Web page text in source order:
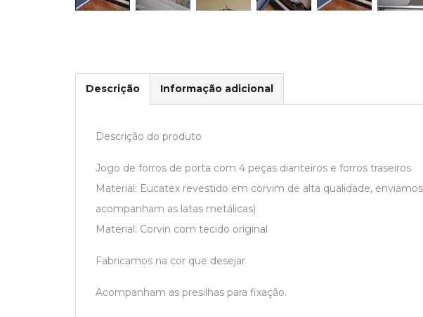
Descrição Informação adicional
Descrição do produto
Jogo de forros de porta com 4 peças dianteiros e forros traseiros
Material: Eucatex revestido em corvim de alta qualidade,
acompanham as latas metálicas)
Material: Corvin com tecido original
Fabricamos na cor que desejar
Acompanham as presilhas para fixação.